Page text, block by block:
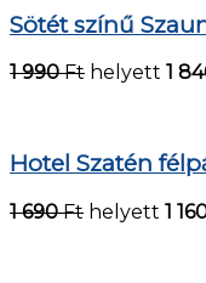
Sötét színű
1 990 Ft helyett 1
Hotel Szatén
1 690 Ft helyett 1